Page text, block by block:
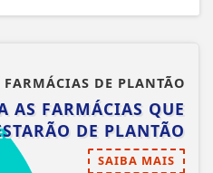
FARMÁCIAS DE PLANTÃO
AS FARMÁCIAS QUE
DE PLANTÃO
SAIBA MAIS